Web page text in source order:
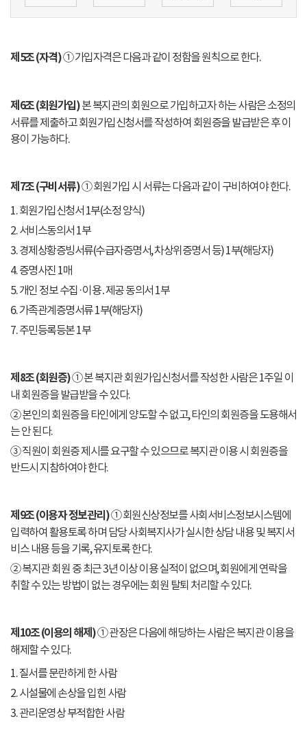
제5조 (자격)① 가입자격은 다음과 같이 정함을 원칙으로 한다.
제6조 (회원가입)본 복지관의 회원으로 가입하고자 하는 사람은 소정의
서류를 제출하고 회원가입신청서를 작성하여 회원증을 발급받은 후 이
용이 가능하다.
제7조 (구비서류)① 회원가입 시 서류는 다음과 같이 구비하여야 한다.
1. 회원가입신청서 1부(소정 양식)
2. 서비스동의서 1부
3. 경제상황증빙서류(수급자증명서, 차상위증명서 등) 1부(해당자)
4. 증명사진 1매
5. 개인 정보 수집·이용․제공 동의서 1부
6. 가족관계증명서류 1부(해당자)
7. 주민등록등본 1부
제8조 (회원증)① 본 복지관 회원가입신청서를 작성한 사람은 1주일 이
내 회원증을 발급받을 수 있다.
② 본인의 회원증을 타인에게 양도할 수 없고, 타인의 회원증을 도용해서
는 안 된다.
③ 직원이 회원증 제시를 요구할 수 있으므로 복지관 이용 시 회원증을
반드시 지참하여야 한다.
제9조 (이용자 정보관리)① 회원신상정보를 사회서비스정보시스템에
입력하여 활용토록 하며 담당 사회복지사가 실시한 상담 내용 및 복지서
비스 내용 등을 기록, 유지토록 한다.
② 복지관 회원 중 최근 3년 이상 이용 실적이 없으며, 회원에게 연락을
취할 수 있는 방법이 없는 경우에는 회원 탈퇴 처리할 수 있다.
제10조 (이용의 해제)① 관장은 다음에 해당하는 사람은 복지관 이용을
해제할 수 있다.
1. 질서를 문란하게 한 사람
2. 시설물에 손상을 입힌 사람
3. 관리운영상 부적합한 사람